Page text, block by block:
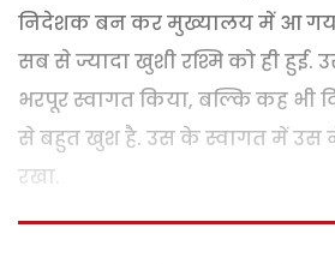
निदेशक बन कर मुख्यालय में आ
सब से ज्यादा खुशी रश्मि को ही
भरपूर स्वागत किया, बल्कि कह भी
से बहुत खुश है. उस के स्वागत में उस
रखा.